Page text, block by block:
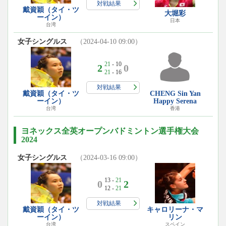
戴資穎（タイ・ツ
ーイン）
台湾
対戦結果
大堀彩
日本
女子シングルス （2024-04-10 09:00）
戴資穎（タイ・ツ
ーイン）
台湾
2 21 - 10
21 - 16 0
対戦結果
CHENG Sin Yan
Happy Serena
香港
ヨネックス全英オープンバドミントン選手権大会
2024
女子シングルス （2024-03-16 09:00）
戴資穎（タイ・ツ
ーイン）
台湾
0 13 - 21
12 - 21 2
対戦結果
キャロリーナ・マ
リン
スペイン